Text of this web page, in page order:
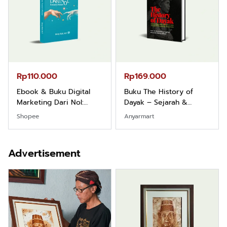
Rp110.000
Ebook & Buku Digital
Marketing Dari Nol:
Fondasi & Mindset untuk
Pemula
Shopee
Rp169.000
Buku The History of
Dayak – Sejarah &
Identitas Borneo Asli
Anyarmart
Advertisement